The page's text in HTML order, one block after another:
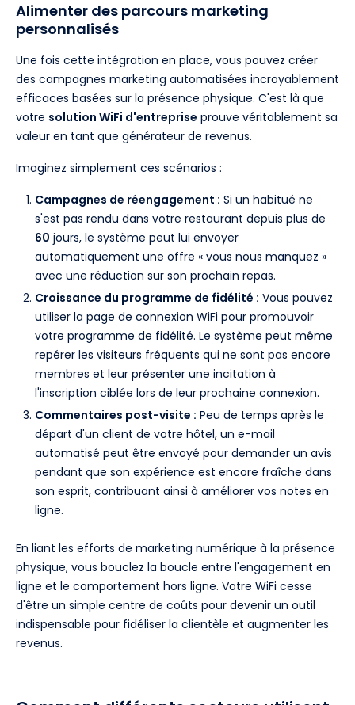
Alimenter des parcours marketing
personnalisés
Une fois cette intégration en place, vous pouvez créer
des campagnes marketing automatisées incroyablement
efficaces basées sur la présence physique. C'est là que
votre solution WiFi d'entreprise prouve véritablement sa
valeur en tant que générateur de revenus.
Imaginez simplement ces scénarios :
Campagnes de réengagement : Si un habitué ne
s'est pas rendu dans votre restaurant depuis plus de
60 jours, le système peut lui envoyer
automatiquement une offre « vous nous manquez »
avec une réduction sur son prochain repas.
Croissance du programme de fidélité : Vous pouvez
utiliser la page de connexion WiFi pour promouvoir
votre programme de fidélité. Le système peut même
repérer les visiteurs fréquents qui ne sont pas encore
membres et leur présenter une incitation à
l'inscription ciblée lors de leur prochaine connexion.
Commentaires post-visite : Peu de temps après le
départ d'un client de votre hôtel, un e-mail
automatisé peut être envoyé pour demander un avis
pendant que son expérience est encore fraîche dans
son esprit, contribuant ainsi à améliorer vos notes en
ligne.
En liant les efforts de marketing numérique à la présence
physique, vous bouclez la boucle entre l'engagement en
ligne et le comportement hors ligne. Votre WiFi cesse
d'être un simple centre de coûts pour devenir un outil
indispensable pour fidéliser la clientèle et augmenter les
revenus.